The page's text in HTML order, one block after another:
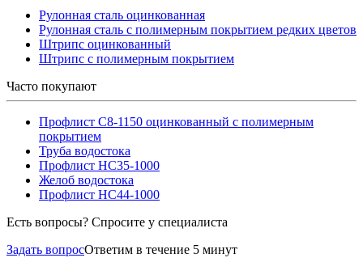
Рулонная сталь оцинкованная
Рулонная сталь с полимерным покрытием редких цветов
Штрипс оцинкованный
Штрипс с полимерным покрытием
Часто покупают
Профлист С8-1150 оцинкованный с полимерным
покрытием
Труба водостока
Профлист НС35-1000
Желоб водостока
Профлист НС44-1000
Есть вопросы? Спросите у специалиста
Задать вопросОтветим в течение 5 минут